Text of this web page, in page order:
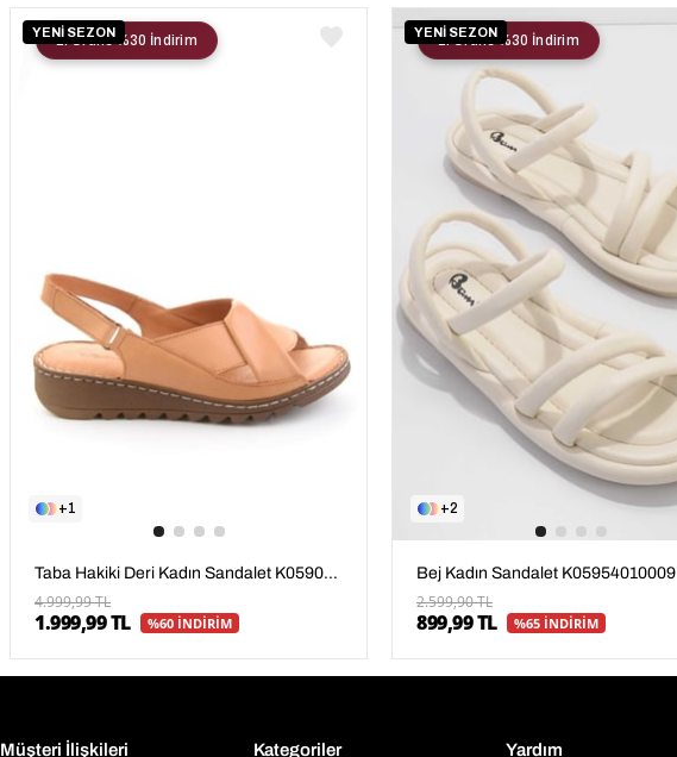
YENİ SEZON
1
Taba Hakiki Deri Kadın Sandalet K05907001803
4.999,99 TL
1.999,99 TL %60 İNDİRİM
2. Ürüne %30 İndirim YENİ SEZON
2
Bej Kadın Sandalet K05954010009
2.599,90 TL
899,99 TL %65 İNDİRİM
2. Ürüne %30 İndirim
Müşteri İlişkileri Kategoriler Yardım